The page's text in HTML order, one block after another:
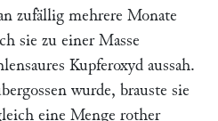
zufällig mehrere Monate
sie zu einer Masse
Kupferoxyd aussah.
wurde, brauste sie
eine Menge rother